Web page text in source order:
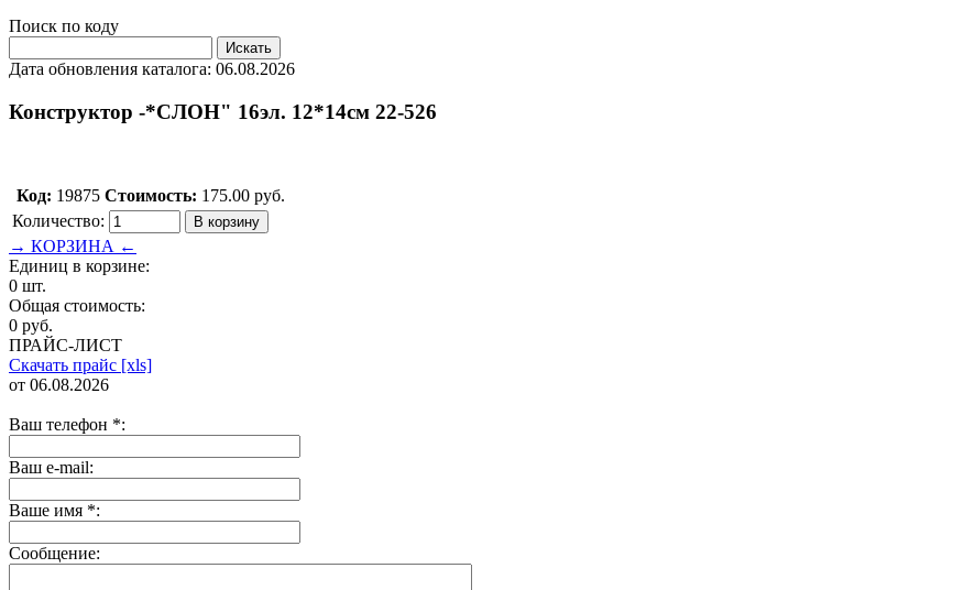
Поиск по коду
Дата обновления каталога: 06.08.2026
Конструктор -*СЛОН" 16эл. 12*14см 22-526
Код: 19875 Стоимость: 175.00 руб.
Количество:
→ КОРЗИНА ←
Единиц в корзине:
0 шт.
Общая стоимость:
0 руб.
ПРАЙС-ЛИСТ
Скачать прайс [xls]
от 06.08.2026
Ваш телефон *:
Ваш e-mail:
Ваше имя *:
Сообщение: